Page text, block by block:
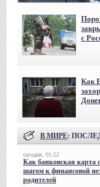
с
Как
В МИРЕ:
сегодня, 01:52
Как банковская карта
шагом к финансовой
родителей